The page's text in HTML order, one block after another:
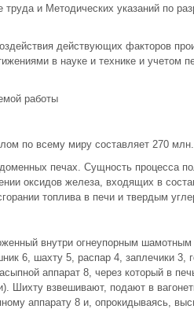
и Методических указаний по
действующих факторов
в науке и технике и учетом
работы
по всему миру составляет 270
печах. Сущность процесса
оксидов железа, входящих в
топлива в печи и твердым
внутри огнеупорным шамотным
6, шахту 5, распар 4, заплечики 3,
аппарат 8, через который в
Шихту взвешивают, подают в
аппарату 8 и, опрокидываясь,